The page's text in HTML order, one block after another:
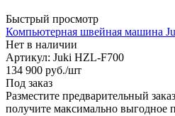
Быстрый просмотр
Компьютерная швейная машина
Нет в наличии
Артикул: Juki HZL-F700
134 900 руб./шт
Под заказ
Разместите предварительный
получите максимально выгодное